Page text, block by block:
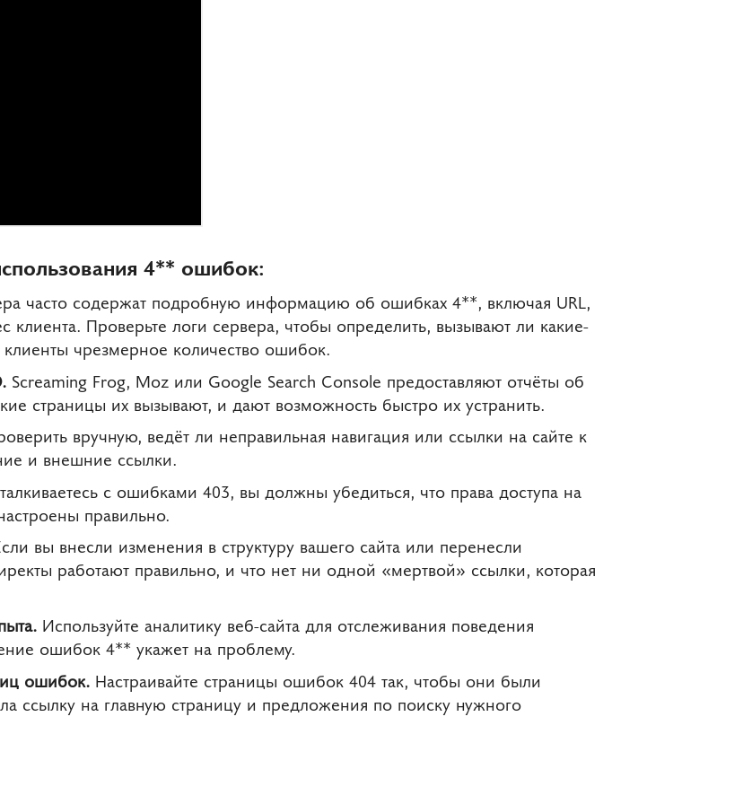
4** ошибок:
часто содержат подробную информацию об ошибках 4**, включая URL,
клиента. Проверьте логи сервера, чтобы определить, вызывают ли какие-
чрезмерное количество ошибок.
Screaming Frog, Moz или Google Search Console предоставляют отчёты об
страницы их вызывают, и дают возможность быстро их устранить.
вручную, ведёт ли неправильная навигация или ссылки на сайте к
и внешние ссылки.
с ошибками 403, вы должны убедиться, что права доступа на
правильно.
вы внесли изменения в структуру вашего сайта или перенесли
работают правильно, и что нет ни одной «мертвой» ссылки, которая
Используйте аналитику веб-сайта для отслеживания поведения
ошибок 4** укажет на проблему.
ошибок. Настраивайте страницы ошибок 404 так, чтобы они были
ссылку на главную страницу и предложения по поиску нужного